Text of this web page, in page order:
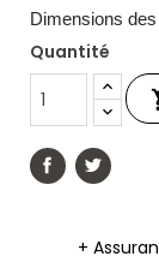
Dimensions
Quantité
+